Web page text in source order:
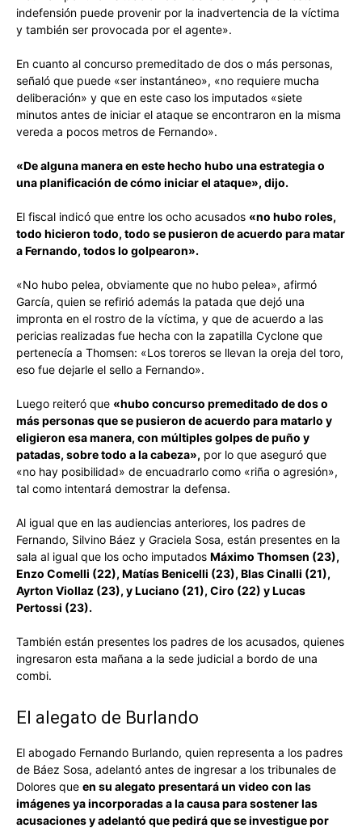
indefensión puede provenir por la inadvertencia de la víctima
y también ser provocada por el agente».
En cuanto al concurso premeditado de dos o más personas,
señaló que puede «ser instantáneo», «no requiere mucha
deliberación» y que en este caso los imputados «siete
minutos antes de iniciar el ataque se encontraron en la misma
vereda a pocos metros de Fernando».
«De alguna manera en este hecho hubo una estrategia o
una planificación de cómo iniciar el ataque», dijo.
El fiscal indicó que entre los ocho acusados «no hubo roles,
todo hicieron todo, todo se pusieron de acuerdo para matar
a Fernando, todos lo golpearon».
«No hubo pelea, obviamente que no hubo pelea», afirmó
García, quien se refirió además la patada que dejó una
impronta en el rostro de la víctima, y que de acuerdo a las
pericias realizadas fue hecha con la zapatilla Cyclone que
pertenecía a Thomsen: «Los toreros se llevan la oreja del toro,
eso fue dejarle el sello a Fernando».
Luego reiteró que «hubo concurso premeditado de dos o
más personas que se pusieron de acuerdo para matarlo y
eligieron esa manera, con múltiples golpes de puño y
patadas, sobre todo a la cabeza», por lo que aseguró que
«no hay posibilidad» de encuadrarlo como «riña o agresión»,
tal como intentará demostrar la defensa.
Al igual que en las audiencias anteriores, los padres de
Fernando, Silvino Báez y Graciela Sosa, están presentes en la
sala al igual que los ocho imputados Máximo Thomsen (23),
Enzo Comelli (22), Matías Benicelli (23), Blas Cinalli (21),
Ayrton Viollaz (23), y Luciano (21), Ciro (22) y Lucas
Pertossi (23).
También están presentes los padres de los acusados, quienes
ingresaron esta mañana a la sede judicial a bordo de una
combi.
El alegato de Burlando
El abogado Fernando Burlando, quien representa a los padres
de Báez Sosa, adelantó antes de ingresar a los tribunales de
Dolores que en su alegato presentará un video con las
imágenes ya incorporadas a la causa para sostener las
acusaciones y adelantó que pedirá que se investigue por